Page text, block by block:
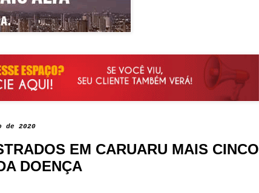
de 2020
EM CARUARU MAIS CINCO
DOENÇA